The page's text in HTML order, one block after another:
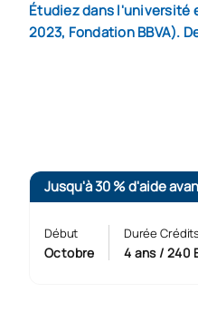
Étudiez dans l'université
2023, Fondation BBVA).
Jusqu'à 30 % d'aide
Début
Octobre
Durée
4 ans / 240